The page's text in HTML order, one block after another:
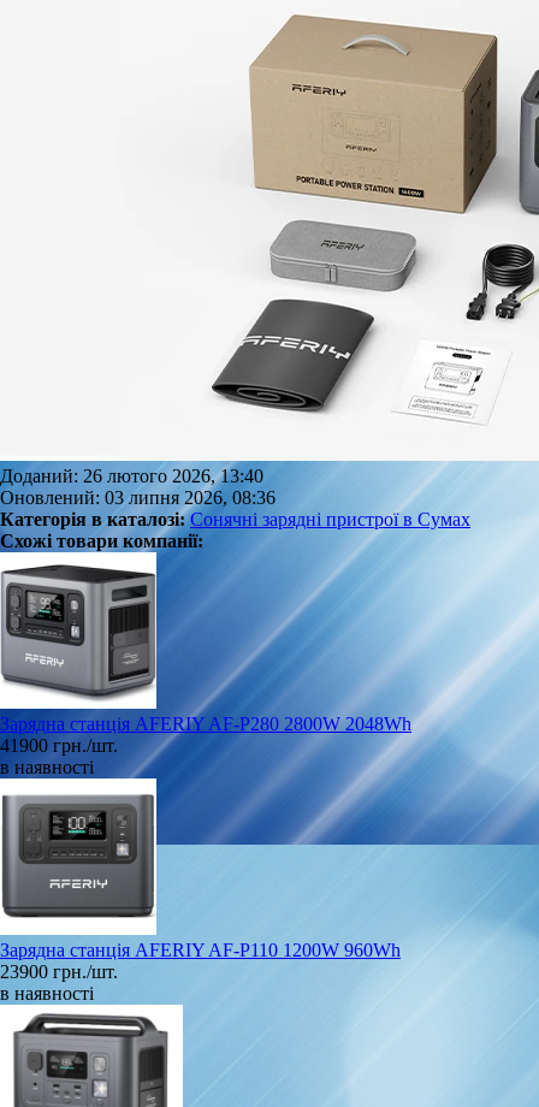
Доданий: 26 лютого 2026, 13:40
Оновлений: 03 липня 2026, 08:36
Категорія в каталозі: Сонячні зарядні пристрої в Сумах
Схожі товари компанії:
Зарядна станція AFERIY AF-P280 2800W 2048Wh
41900 грн./шт.
в наявності
Зарядна станція AFERIY AF-P110 1200W 960Wh
23900 грн./шт.
в наявності